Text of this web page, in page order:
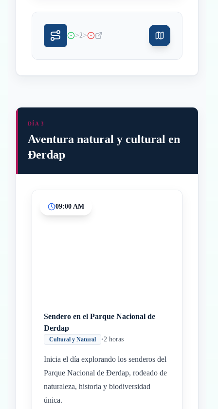
>2>
DÍA 3
Aventura natural y cultural en
Đerdap
09:00 AM
Sendero en el Parque Nacional de
Đerdap
Cultural y Natural •2 horas
Inicia el día explorando los senderos del
Parque Nacional de Đerdap, rodeado de
naturaleza, historia y biodiversidad
única.